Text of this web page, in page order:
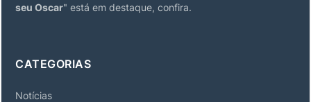
seu Oscar" está em destaque, confira.
CATEGORIAS
Notícias